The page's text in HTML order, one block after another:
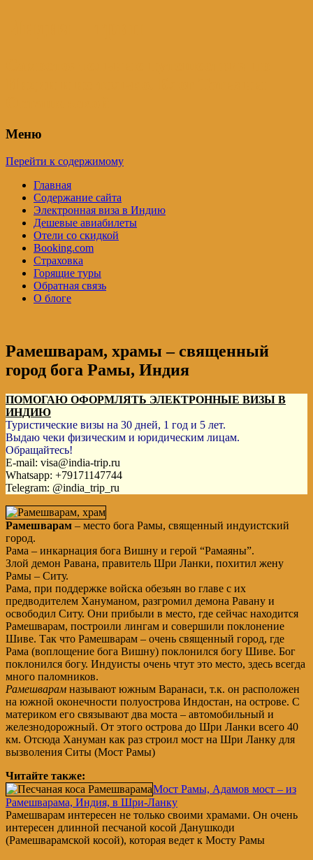
Меню
Перейти к содержимому
Главная
Содержание сайта
Электронная виза в Индию
Дешевые авиабилеты
Отели со скидкой
Booking.com
Страховка
Горящие туры
Обратная связь
О блоге
Рамешварам, храмы – священный
город бога Рамы, Индия
ПОМОГАЮ ОФОРМЛЯТЬ ЭЛЕКТРОННЫЕ ВИЗЫ В
ИНДИЮ
Туристические визы на 30 дней, 1 год и 5 лет.
Выдаю чеки физическим и юридическим лицам.
Обращайтесь!
E-mail: visa@india-trip.ru
Whatsapp: +79171147744
Telegram: @india_trip_ru
Рамешварам – место бога Рамы, священный индуистский
город.
Рама – инкарнация бога Вишну и герой “Рамаяны”.
Злой демон Равана, правитель Шри Ланки, похитил жену
Рамы – Ситу.
Рама, при поддержке войска обезьян во главе с их
предводителем Хануманом, разгромил демона Равану и
освободил Ситу. Они прибыли в место, где сейчас находится
Рамешварам, построили лингам и совершили поклонение
Шиве. Так что Рамешварам – очень священный город, где
Рама (воплощение бога Вишну) поклонился богу Шиве. Бог
поклонился богу. Индуисты очень чтут это место, здесь всегда
много паломников.
Рамешварам называют южным Варанаси, т.к. он расположен
на южной оконечности полуострова Индостан, на острове. С
материком его связывают два моста – автомобильный и
железнодорожный. От этого острова до Шри Ланки всего 40
км. Отсюда Хануман как раз строил мост на Шри Ланку для
вызволения Ситы (Мост Рамы)
Читайте также:
Мост Рамы, Адамов мост – из
Рамешварама, Индия, в Шри-Ланку
Рамешварам интересен не только своими храмами. Он очень
интересен длинной песчаной косой Данушкоди
(Рамешварамской косой), которая ведет к Мосту Рамы